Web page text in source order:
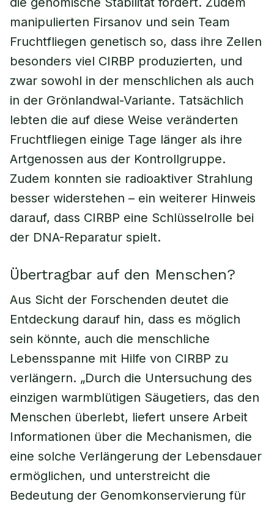
manipulierten Firsanov und sein Team
Fruchtfliegen genetisch so, dass ihre Zellen
besonders viel CIRBP produzierten, und
zwar sowohl in der menschlichen als auch
in der Grönlandwal-Variante. Tatsächlich
lebten die auf diese Weise veränderten
Fruchtfliegen einige Tage länger als ihre
Artgenossen aus der Kontrollgruppe.
Zudem konnten sie radioaktiver Strahlung
besser widerstehen – ein weiterer Hinweis
darauf, dass CIRBP eine Schlüsselrolle bei
der DNA-Reparatur spielt.
Übertragbar auf den Menschen?
Aus Sicht der Forschenden deutet die
Entdeckung darauf hin, dass es möglich
sein könnte, auch die menschliche
Lebensspanne mit Hilfe von CIRBP zu
verlängern. „Durch die Untersuchung des
einzigen warmblütigen Säugetiers, das den
Menschen überlebt, liefert unsere Arbeit
Informationen über die Mechanismen, die
eine solche Verlängerung der Lebensdauer
ermöglichen, und unterstreicht die
Bedeutung der Genomkonservierung für